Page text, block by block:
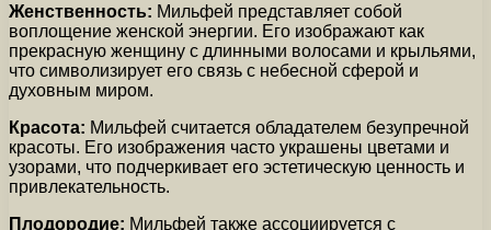
Женственность: Мильфей представляет собой
воплощение женской энергии. Его изображают как
прекрасную женщину с длинными волосами и крыльями,
что символизирует его связь с небесной сферой и
духовным миром.
Красота: Мильфей считается обладателем безупречной
красоты. Его изображения часто украшены цветами и
узорами, что подчеркивает его эстетическую ценность и
привлекательность.
Плодородие: Мильфей также ассоциируется с